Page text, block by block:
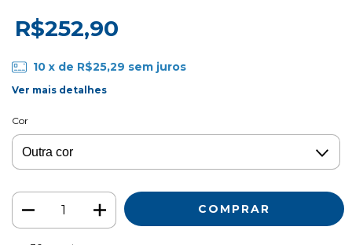
R$252,90
10 x de R$25,29 sem juros
Ver mais detalhes
Cor